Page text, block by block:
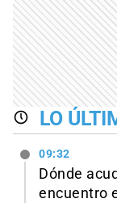
LO
09:32
Dónde
encuentro